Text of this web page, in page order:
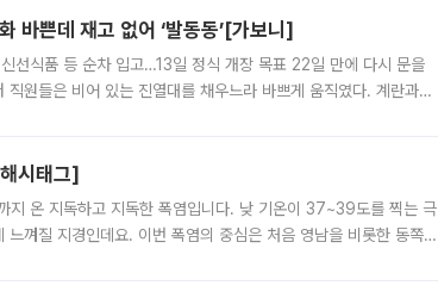
바쁜데 재고 없어 ‘발동동’[가보니]
선식품 등 순차 입고…13일 정식 개장 목표 22일 만에 다시 문을
원들은 비어 있는 진열대를 채우느라 바쁘게 움직였다. 계란과
시태그]
지 온 지독하고 지독한 폭염입니다. 낮 기온이 37~39도를 찍는 극
껴질 지경인데요. 이번 폭염의 중심은 처음 영남을 비롯한 동쪽